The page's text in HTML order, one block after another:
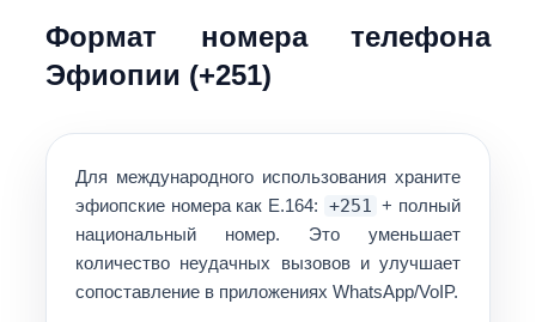
Формат номера телефона
Эфиопии (+251)
Для международного использования храните
эфиопские номера как Е.164: +251 + полный
национальный номер. Это уменьшает
количество неудачных вызовов и улучшает
сопоставление в приложениях WhatsApp/VoIP.